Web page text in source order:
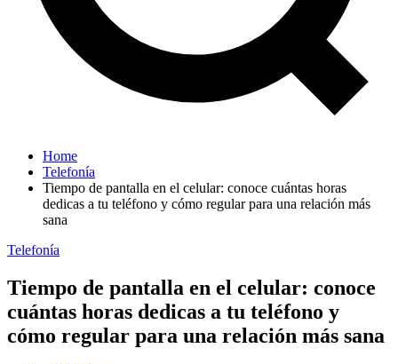
Home
Telefonía
Tiempo de pantalla en el celular: conoce cuántas horas
dedicas a tu teléfono y cómo regular para una relación más
sana
Telefonía
Tiempo de pantalla en el celular: conoce
cuántas horas dedicas a tu teléfono y
cómo regular para una relación más sana